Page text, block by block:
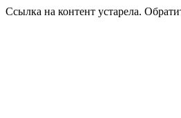
Ссылка на контент устарела.